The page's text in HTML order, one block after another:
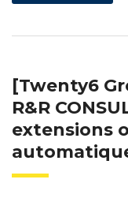
[Twenty6
R&R
extensions